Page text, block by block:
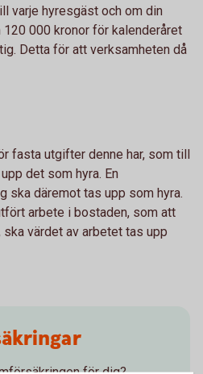
varje hyresgäst och om din
000 kronor för kalenderåret
Detta för att verksamheten då
fasta utgifter denne har, som till
det som hyra. En
ska däremot tas upp som hyra.
arbete i bostaden, som att
värdet av arbetet tas upp